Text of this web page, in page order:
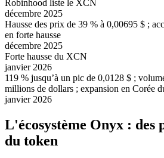
Robinhood liste le XCN
décembre 2025
Hausse des prix de 39 % à 0,00695 $ ;
en forte hausse
décembre 2025
Forte hausse du XCN
janvier 2026
119 % jusqu’à un pic de 0,0128 $ ;
millions de dollars ; expansion en Corée
janvier 2026
L'écosystème Onyx : des
du token